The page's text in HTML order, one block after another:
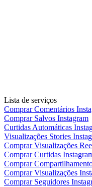
Lista de serviços
Comprar Comentários
Comprar Salvos Instagram
Curtidas Automáticas
Visualizações Stories
Comprar Visualizações
Comprar Curtidas
Comprar
Comprar Visualizações
Comprar Seguidores